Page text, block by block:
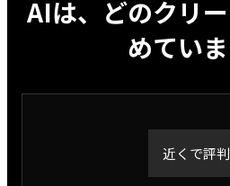
AIは、どのクリ
めてい
近くで評